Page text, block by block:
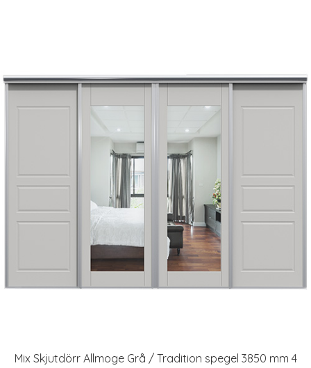
Mix Skjutdörr Allmoge Grå / Tradition spegel 3850 mm 4